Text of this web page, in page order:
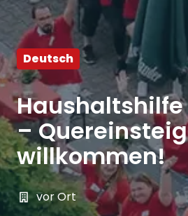
Deutsch
–
willkommen!
vor Ort